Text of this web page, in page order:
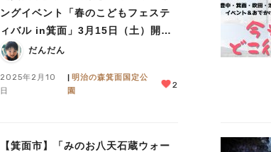
ングイベント「春のこどもフェステ
ィバル in箕面」3月15日（土）開
催！申込みは2月25日（火）まで
（教えたい／教えて）
だんだん
2025年2月10
日
明治の森箕面国定公
園
2
【箕面市】「みのお八天石蔵ウォー